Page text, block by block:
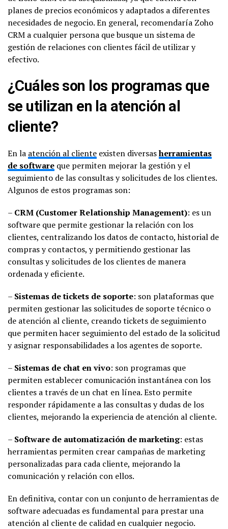
planes de precios económicos y adaptados a diferentes
necesidades de negocio. En general, recomendaría Zoho
CRM a cualquier persona que busque un sistema de
gestión de relaciones con clientes fácil de utilizar y
efectivo.
¿Cuáles son los programas que
se utilizan en la atención al
cliente?
En la atención al cliente existen diversasherramientas
de software que permiten mejorar la gestión y el
seguimiento de las consultas y solicitudes de los clientes.
Algunos de estos programas son:
– CRM (Customer Relationship Management): es un
software que permite gestionar la relación con los
clientes, centralizando los datos de contacto, historial de
compras y contactos, y permitiendo gestionar las
consultas y solicitudes de los clientes de manera
ordenada y eficiente.
– Sistemas de tickets de soporte: son plataformas que
permiten gestionar las solicitudes de soporte técnico o
de atención al cliente, creando tickets de seguimiento
que permiten hacer seguimiento del estado de la solicitud
y asignar responsabilidades a los agentes de soporte.
– Sistemas de chat en vivo: son programas que
permiten establecer comunicación instantánea con los
clientes a través de un chat en línea. Esto permite
responder rápidamente a las consultas y dudas de los
clientes, mejorando la experiencia de atención al cliente.
– Software de automatización de marketing: estas
herramientas permiten crear campañas de marketing
personalizadas para cada cliente, mejorando la
comunicación y relación con ellos.
En definitiva, contar con un conjunto de herramientas de
software adecuadas es fundamental para prestar una
atención al cliente de calidad en cualquier negocio.